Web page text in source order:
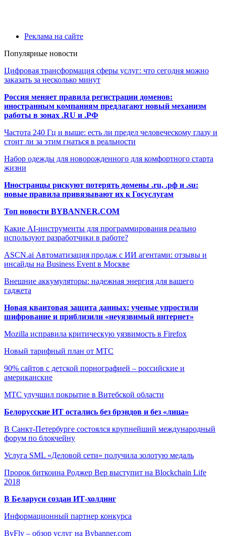
Реклама на сайте
Популярные новости
Цифровая трансформация сферы услуг: что сегодня можно
заказать за несколько минут
Россия меняет правила регистрации доменов:
иностранным компаниям предлагают новый механизм
работы в зонах .RU и .РФ
Частота 240 Гц и выше: есть ли предел человеческому глазу и
стоит ли за этим гнаться в реальности
Набор одежды для новорожденного для комфортного старта
жизни
Иностранцы рискуют потерять домены .ru, .рф и .su:
новые правила привязывают их к Госуслугам
Топ новости BYBANNER.COM
Какие AI-инструменты для программирования реально
используют разработчики в работе?
ASCN.ai Автоматизация продаж с ИИ агентами: отзывы и
инсайды на Business Event в Москве
Внешние аккумуляторы: надежная энергия для вашего
гаджета
Новая квантовая защита данных: ученые упростили
шифрование и приблизили «неуязвимый интернет»
Mozilla исправила критическую уязвимость в Firefox
Новый тарифный план от МТС
90% сайтов с детской порнографией – российские и
американские
МТС улучшил покрытие в Витебской области
Белорусские ИТ остались без брэндов и без «лица»
В Санкт-Петербурге состоялся крупнейший международный
форум по блокчейну
Услуга SML «Деловой сети» получила золотую медаль
Пророк биткоина Роджер Вер выступит на Blockchain Life
2018
В Беларуси создан ИТ-холдинг
Информационный партнер конкурса
ByFly – обзор услуг на Bybanner.com